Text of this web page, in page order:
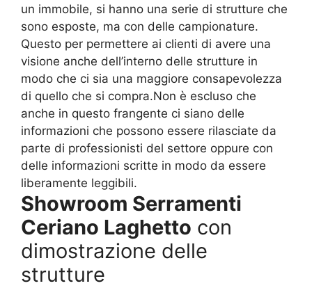
un immobile, si hanno una serie di strutture che
sono esposte, ma con delle campionature.
Questo per permettere ai clienti di avere una
visione anche dell’interno delle strutture in
modo che ci sia una maggiore consapevolezza
di quello che si compra.Non è escluso che
anche in questo frangente ci siano delle
informazioni che possono essere rilasciate da
parte di professionisti del settore oppure con
delle informazioni scritte in modo da essere
liberamente leggibili.
Showroom Serramenti
Ceriano Laghetto con
dimostrazione delle
strutture